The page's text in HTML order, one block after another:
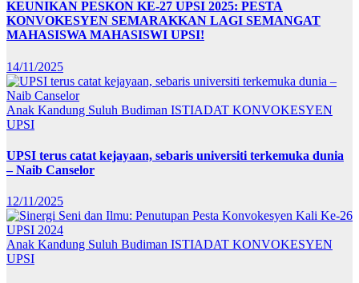
KEUNIKAN PESKON KE-27 UPSI 2025: PESTA
KONVOKESYEN SEMARAKKAN LAGI SEMANGAT
MAHASISWA MAHASISWI UPSI!
14/11/2025
Anak Kandung Suluh Budiman ISTIADAT KONVOKESYEN
UPSI
UPSI terus catat kejayaan, sebaris universiti terkemuka dunia
– Naib Canselor
12/11/2025
Anak Kandung Suluh Budiman ISTIADAT KONVOKESYEN
UPSI